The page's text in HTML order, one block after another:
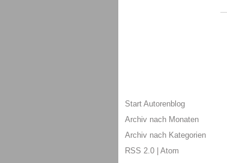
Start Autorenblog
Archiv nach Monaten
Archiv nach Kategorien
RSS 2.0 | Atom